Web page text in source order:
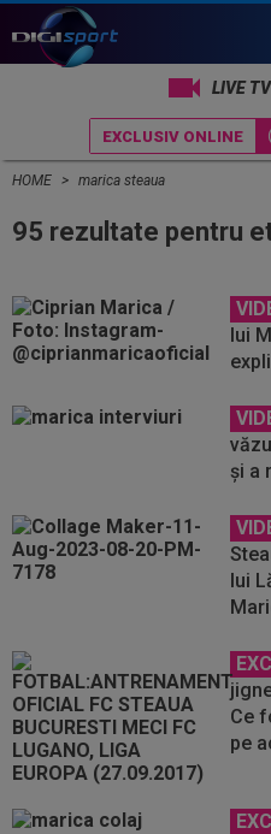
LIVE TV
EXCLUSIV ONLINE
HOME marica steaua
95 rezultate pentru
lui
și a
lui
Ce
pe